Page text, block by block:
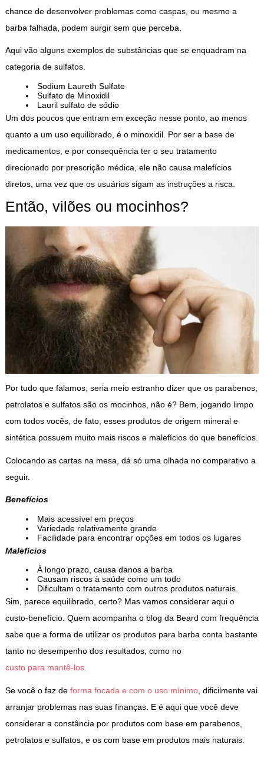
chance de desenvolver problemas como caspas, ou mesmo a
barba falhada, podem surgir sem que perceba.
Aqui vão alguns exemplos de substâncias que se enquadram na
categoria de sulfatos.
Sodium Laureth Sulfate
Sulfato de Minoxidil
Lauril sulfato de sódio
Um dos poucos que entram em exceção nesse ponto, ao menos
quanto a um uso equilibrado, é o minoxidil. Por ser a base de
medicamentos, e por consequência ter o seu tratamento
direcionado por prescrição médica, ele não causa malefícios
diretos, uma vez que os usuários sigam as instruções a risca.
Então, vilões ou mocinhos?
Por tudo que falamos, seria meio estranho dizer que os parabenos,
petrolatos e sulfatos são os mocinhos, não é? Bem, jogando limpo
com todos vocês, de fato, esses produtos de origem mineral e
sintética possuem muito mais riscos e malefícios do que benefícios.
Colocando as cartas na mesa, dá só uma olhada no comparativo a
seguir.
Benefícios
Mais acessível em preços
Variedade relativamente grande
Facilidade para encontrar opções em todos os lugares
Malefícios
À longo prazo, causa danos a barba
Causam riscos à saúde como um todo
Dificultam o tratamento com outros produtos naturais.
Sim, parece equilibrado, certo? Mas vamos considerar aqui o
custo-benefício. Quem acompanha o blog da Beard com frequência
sabe que a forma de utilizar os produtos para barba conta bastante
tanto no desempenho dos resultados, como no
custo para mantê-los.
Se você o faz de forma focada e com o uso mínimo, dificilmente vai
arranjar problemas nas suas finanças. E é aqui que você deve
considerar a constância por produtos com base em parabenos,
petrolatos e sulfatos, e os com base em produtos mais naturais.